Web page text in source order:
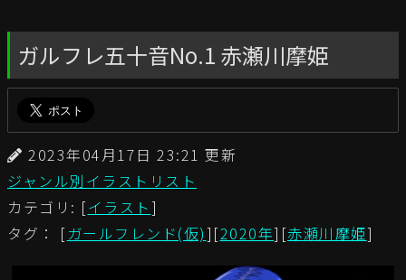
ガルフレ五十音No.1 赤瀬川摩姫
2023年04月17日 23:21 更新
ジャンル別イラストリスト
カテゴリ: [イラスト]
タグ： [ガールフレンド(仮)][2020年][赤瀬川摩姫]